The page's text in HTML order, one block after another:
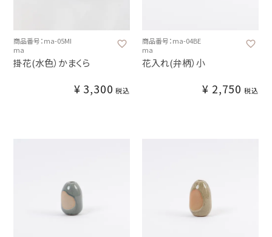
商品番号：ma-05MI
ma
掛花(水色）かまくら
¥ 3,300 税込
商品番号：ma-04BE
ma
花入れ(弁柄）小
¥ 2,750 税込